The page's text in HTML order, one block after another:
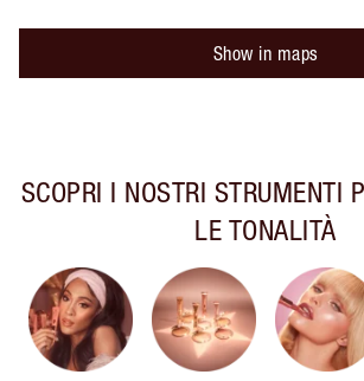
Show in maps
SCOPRI I NOSTRI STRUMENTI
LE TONALITÀ